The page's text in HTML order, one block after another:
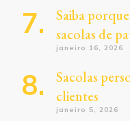
Saiba
sacolas de
janeiro 16, 2026
Sacolas
clientes
janeiro 5, 2026